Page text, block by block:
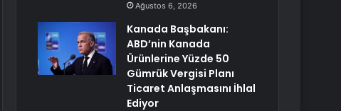
Ağustos 6, 2026
Kanada Başbakanı:
ABD’nin Kanada
Ürünlerine Yüzde 50
Gümrük Vergisi Planı
Ticaret Anlaşmasını İhlal
Ediyor